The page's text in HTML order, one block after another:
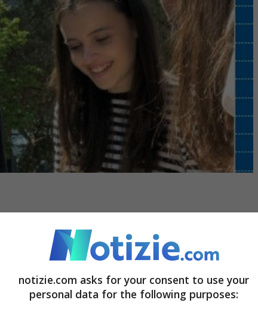
visitatori avranno l’opportunità unica di
e misteriosa popolata da creature
enigmatici e il tunnel horror Acid Rain, gli
brivido come celle di manicomio e lazzaretti
la via d’uscita tra le ombre minacciose che
notizie.com asks for your consent to use your
personal data for the following purposes: